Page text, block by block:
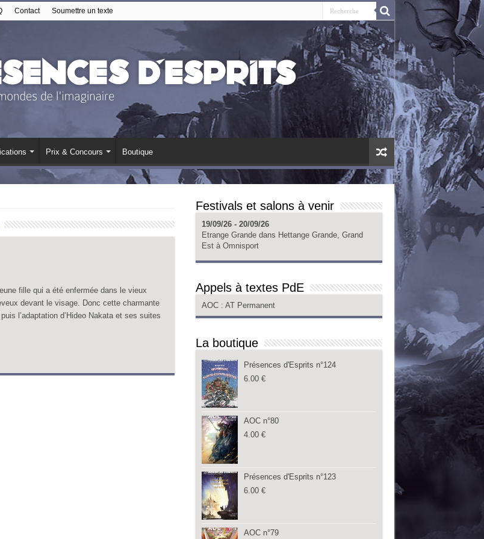
Contact Soumettre un texte
Prix & Concours Boutique
fille qui a été enfermée dans le vieux
devant le visage. Donc cette charmante
l’adaptation d’Hideo Nakata et ses suites
Festivals et salons à venir
19/09/26 - 20/09/26
Etrange Grande dans Hettange Grande, Grand
Est à Omnisport
Appels à textes PdE
AOC : AT Permanent
La boutique
Présences d'Esprits n°124
6.00 €
AOC n°80
4.00 €
Présences d'Esprits n°123
6.00 €
AOC n°79